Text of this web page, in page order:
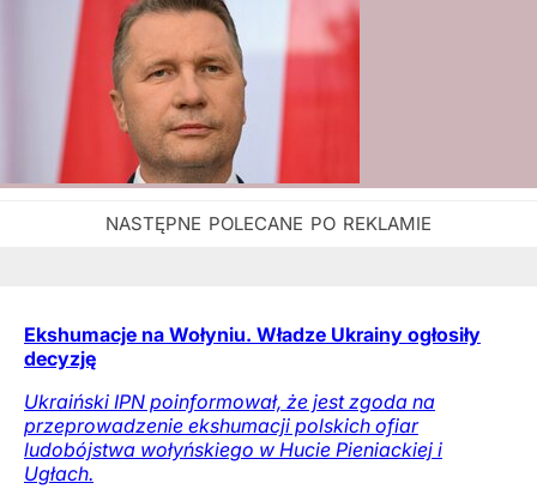
Ekshumacje na Wołyniu. Władze Ukrainy ogłosiły
decyzję
Ukraiński IPN poinformował, że jest zgoda na
przeprowadzenie ekshumacji polskich ofiar
ludobójstwa wołyńskiego w Hucie Pieniackiej i
Ugłach.